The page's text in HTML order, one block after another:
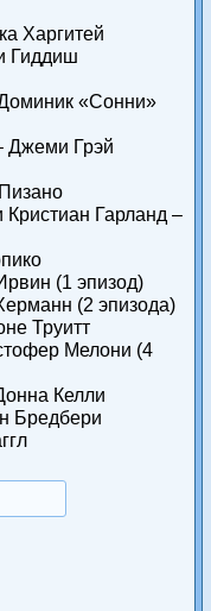
Харгитей
Гиддиш
«Сонни»
Джеми Грэй
Кристиан Гарланд –
(1 эпизод)
(2 эпизода)
Труитт
Мелони (4
Келли
Бредбери